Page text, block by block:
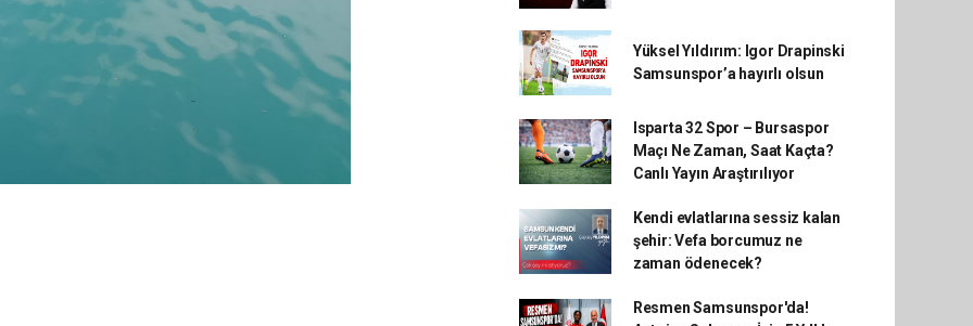
Yüksel Yıldırım: Igor Drapinski
Samsunspor’a hayırlı olsun
Isparta 32 Spor – Bursaspor
Maçı Ne Zaman, Saat Kaçta?
Canlı Yayın Araştırılıyor
Kendi evlatlarına sessiz kalan
şehir: Vefa borcumuz ne
zaman ödenecek?
Resmen Samsunspor'da!